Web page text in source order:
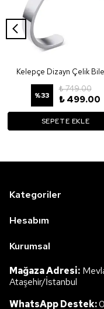
Kelepçe Dizayn Çelik
%33
₺ 749.00
₺ 499.00
SEPETE EKLE
Kategoriler
Hesabım
Kurumsal
Mağaza Adresi:
Ataşehir/İstanbul
WhatsApp Destek: